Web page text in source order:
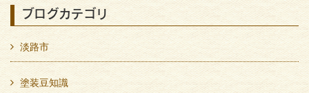
ブログカテゴリ
淡路市
塗装豆知識